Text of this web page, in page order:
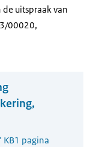
uitspraak van
00020,
KB1 pagina